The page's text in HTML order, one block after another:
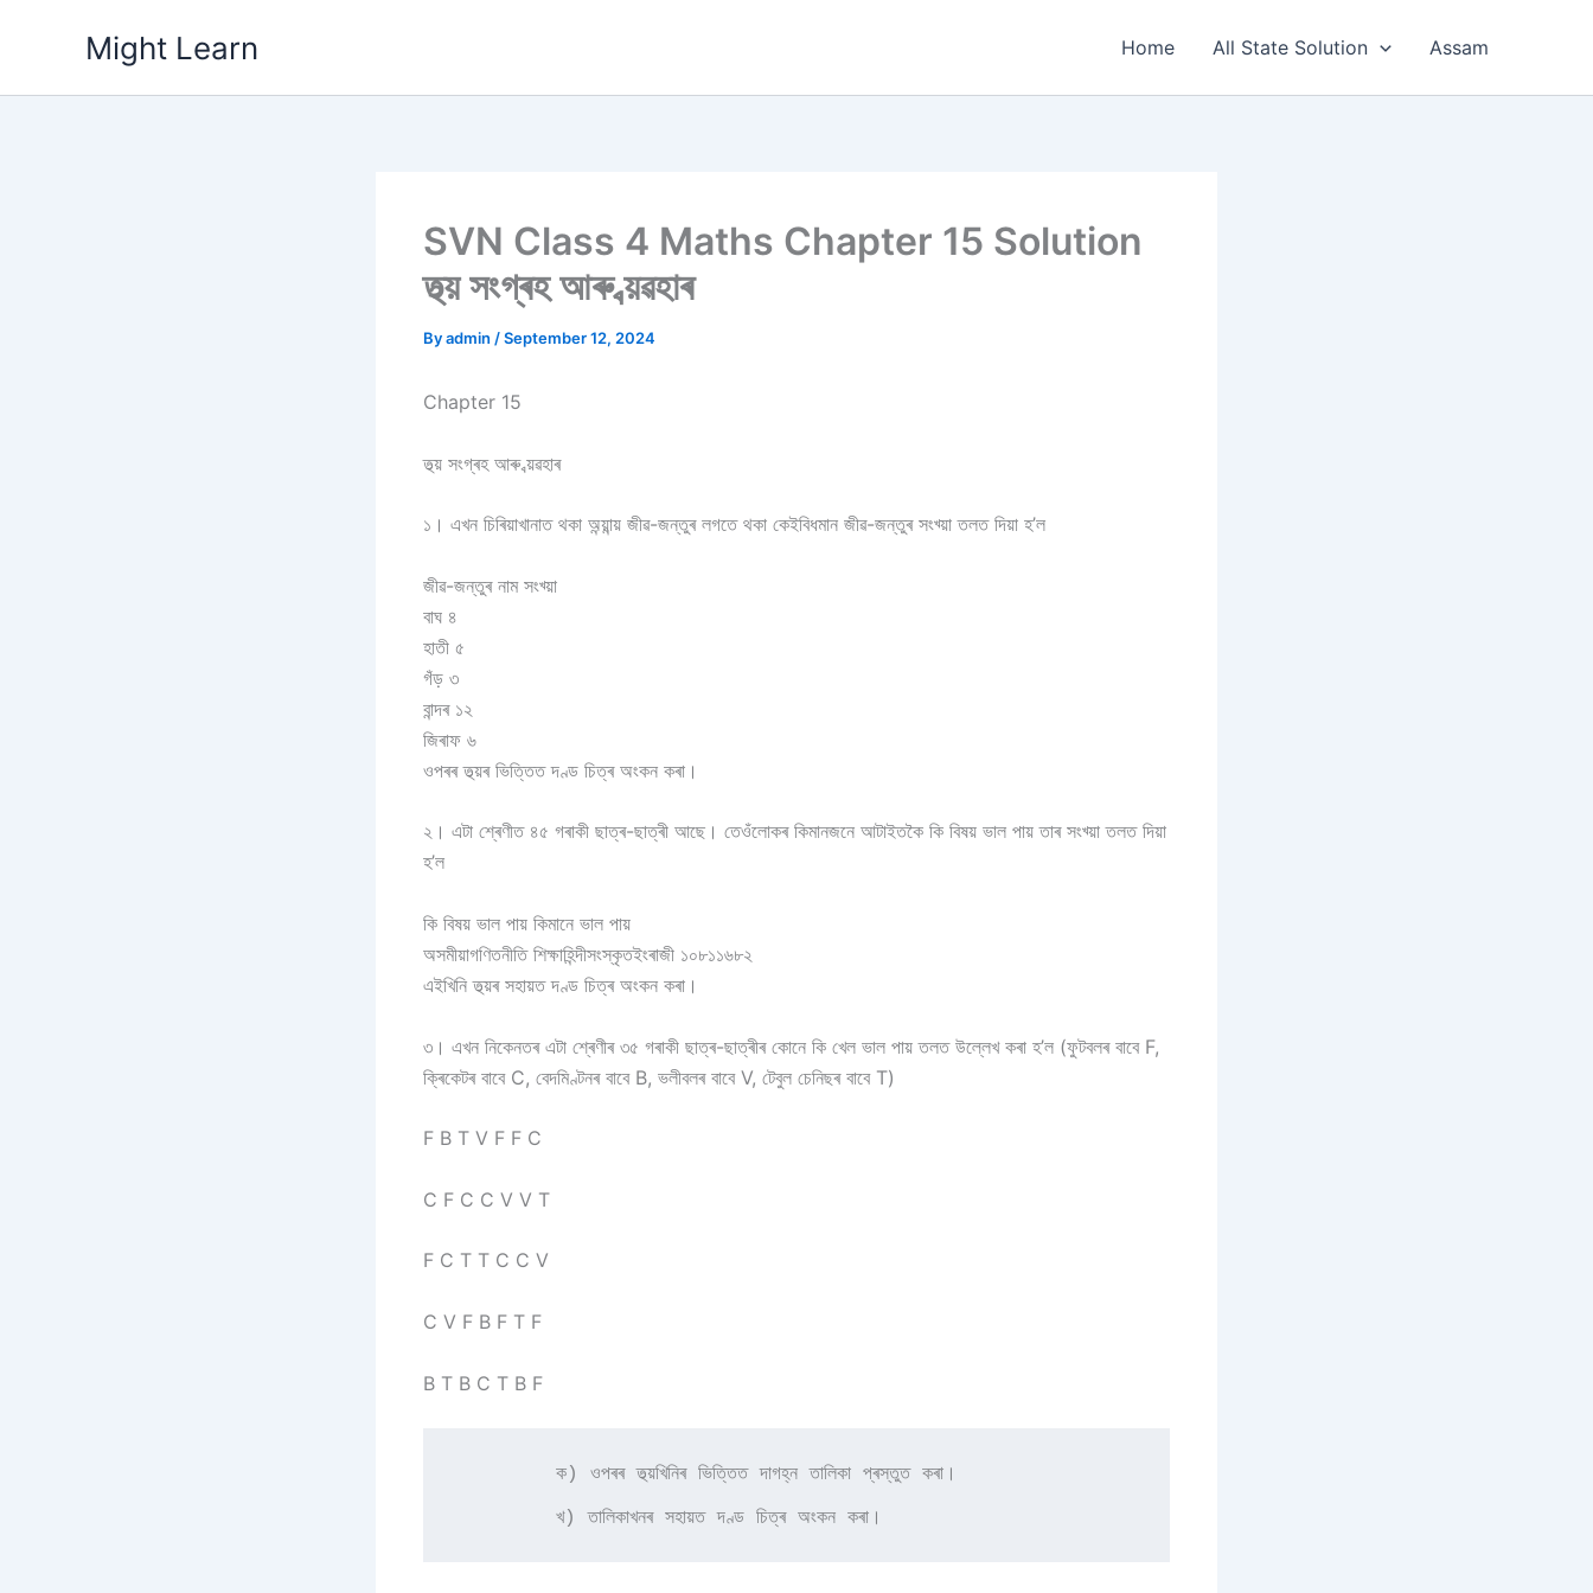
Might Learn Home All State Solution Assam
SVN Class 4 Maths Chapter 15 Solution
তথ্য় সংগ্ৰহ আৰু ব্য়ৱহাৰ
Byadmin /September 12, 2024
Chapter 15
তথ্য় সংগ্ৰহ আৰু ব্য়ৱহাৰ
১। এখন চিৰিয়াখানাত থকা অন্য়ান্য় জীৱ-জন্তুৰ লগতে থকা কেইবিধমান জীৱ-জন্তুৰ সংখ্য়া তলত দিয়া হ’ল
জীৱ-জন্তুৰ নাম সংখ্য়া
বাঘ ৪
হাতী ৫
গঁড় ৩
বান্দৰ ১২
জিৰাফ ৬
ওপৰৰ তথ্য়ৰ ভিত্তিত দণ্ড চিত্ৰ অংকন কৰা।
২। এটা শ্ৰেণীত ৪৫ গৰাকী ছাত্ৰ-ছাত্ৰী আছে। তেওঁলোকৰ কিমানজনে আটাইতকৈ কি বিষয় ভাল পায় তাৰ সংখ্য়া তলত দিয়া
হ’ল
কি বিষয় ভাল পায় কিমানে ভাল পায়
অসমীয়াগণিতনীতি শিক্ষাহিন্দীসংস্কৃতইংৰাজী ১০৮১১৬৮২
এইখিনি তথ্য়ৰ সহায়ত দণ্ড চিত্ৰ অংকন কৰা।
৩। এখন নিকেনতৰ এটা শ্ৰেণীৰ ৩৫ গৰাকী ছাত্ৰ-ছাত্ৰীৰ কোনে কি খেল ভাল পায় তলত উল্লেখ কৰা হ’ল (ফুটবলৰ বাবে F,
ক্ৰিকেটৰ বাবে C, বেদমিণ্টনৰ বাবে B, ভলীবলৰ বাবে V, টেবুল চেনিছৰ বাবে T)
F B T V F F C
C F C C V V T
F C T T C C V
C V F B F T F
B T B C T B F
        খ) তালিকাখনৰ সহায়ত দণ্ড চিত্ৰ অংকন কৰা।